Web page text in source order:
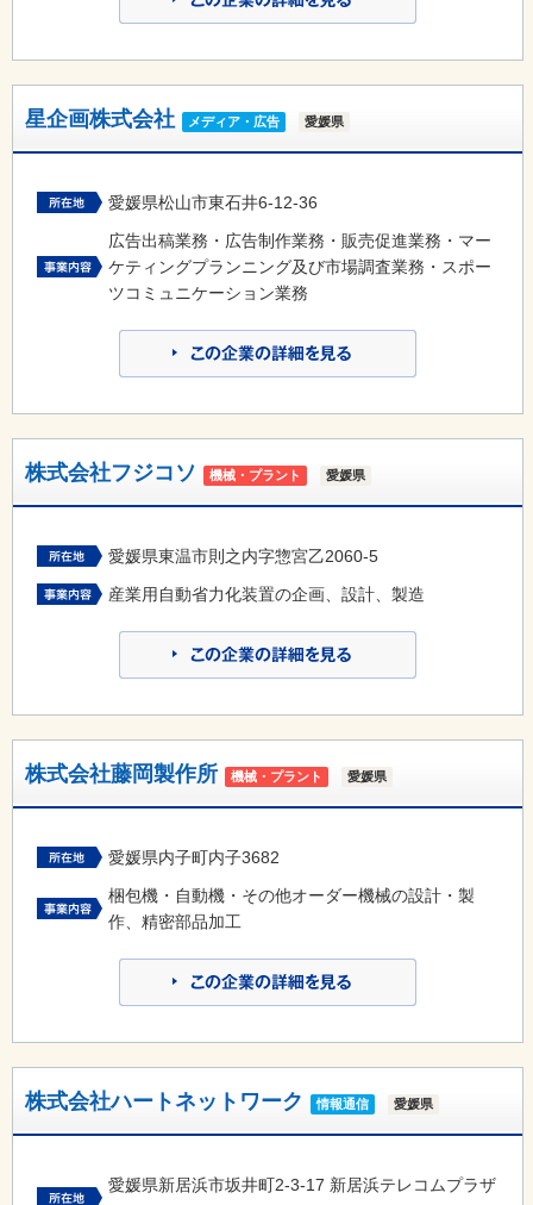
星企画株式会社 メディア・広告 愛媛県
愛媛県松山市東石井6-12-36
広告出稿業務・広告制作業務・販売促進業務・マー
ケティングプランニング及び市場調査業務・スポー
ツコミュニケーション業務
株式会社フジコソ 機械・プラント 愛媛県
愛媛県東温市則之内字惣宮乙2060-5
産業用自動省力化装置の企画、設計、製造
株式会社藤岡製作所 機械・プラント 愛媛県
愛媛県内子町内子3682
梱包機・自動機・その他オーダー機械の設計・製
作、精密部品加工
株式会社ハートネットワーク 情報通信 愛媛県
愛媛県新居浜市坂井町2-3-17 新居浜テレコムプラザ